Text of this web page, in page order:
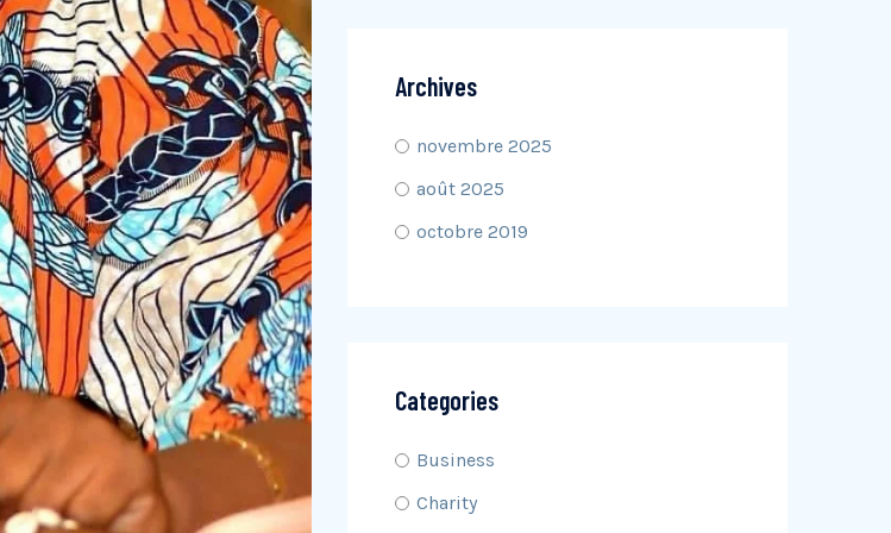
Archives
novembre 2025
août 2025
octobre 2019
Categories
Business
Charity